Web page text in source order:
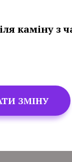
каміну
ЗМІНУ